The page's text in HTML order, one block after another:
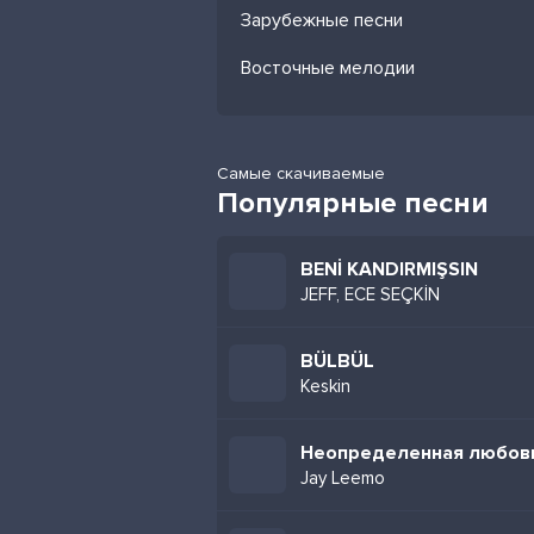
Зарубежные песни
Восточные мелодии
Самые скачиваемые
Популярные песни
BENİ KANDIRMIŞSIN
JEFF, ECE SEÇKİN
BÜLBÜL
Keskin
Неопределенная
Jay Leemo